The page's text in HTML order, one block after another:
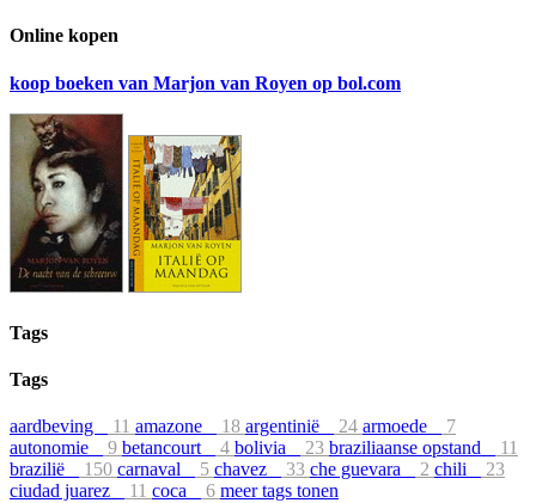
Online kopen
koop boeken van Marjon van Royen op bol.com
Tags
Tags
aardbeving 11 amazone 18 argentinië 24 armoede
7
autonomie
9 betancourt 4 bolivia 23 braziliaanse opstand
11
brazilië
150 carnaval 5 chavez 33 che guevara 2 chili
23
ciudad juarez
11 coca 6 meer tags tonen